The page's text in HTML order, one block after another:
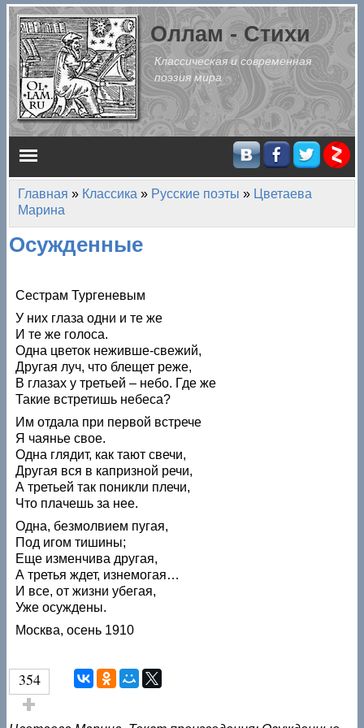
Перейти к основному содержанию
Оллам - Стихи
Классическая и современная
поэзия мира
Главное меню
Вы здесь
Главная » Классика » Русские поэты » Цветаева
Марина
Осужденные
Сестрам Тургеневым
У них глаза одни и те же
И те же голоса.
Одна цветок неживше-свежий,
Другая луч, что блещет реже,
В глазах у третьей – небо. Где же
Такие встретишь небеса?
Им отдала при первой встрече
Я чаянье свое.
Одна глядит, как тают свечи,
Другая вся в капризной речи,
А третьей так поникли плечи,
Что плачешь за нее.
Одна, безмолвием пугая,
Под игом тишины;
Еще изменчива другая,
А третья ждет, изнемогая…
И все, от жизни убегая,
Уже осуждены.
Москва, осень 1910
354
Голос за!